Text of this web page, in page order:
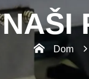
NAŠI
Dom